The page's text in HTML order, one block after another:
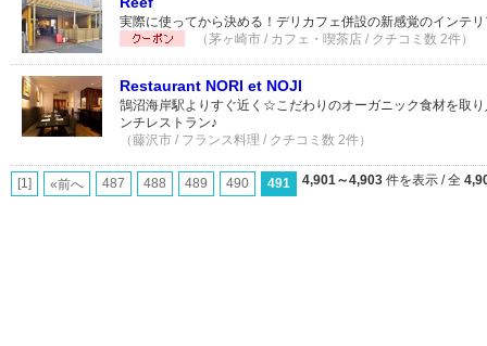
実際に使ってから決める！デリカフェ併設の新感覚のインテ
（茅ヶ崎市 / カフェ・喫茶店 / クチコミ数 2件）
Restaurant NORI et NOJI
鵠沼海岸駅よりすぐ近く☆こだわりのオーガニック食材を取
ンチレストラン♪
（藤沢市 / フランス料理 / クチコミ数 2件）
[1] «前へ 487 488 489 490 491 4,901～4,903 件を表示 / 全